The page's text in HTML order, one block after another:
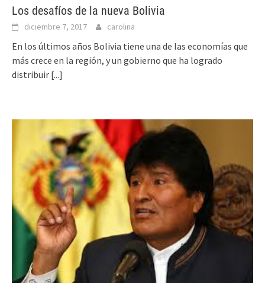
Los desafíos de la nueva Bolivia
diciembre 7, 2017 carolina
En los últimos años Bolivia tiene una de las economías que
más crece en la región, y un gobierno que ha logrado
distribuir [...]